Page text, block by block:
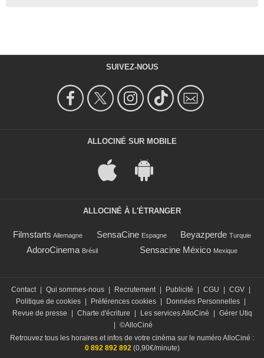
SUIVEZ-NOUS
ALLOCINÉ SUR MOBILE
ALLOCINÉ À L'ÉTRANGER
Filmstarts Allemagne SensaCine Espagne Beyazperde Turquie
AdoroCinema Brésil Sensacine México Mexique
Contact Qui sommes-nous Recrutement Publicité CGU CGV
Politique de cookies
Préférences cookies Données Personnelles
Revue de presse
Charte d'écriture Les services AlloCiné
Gérer Utiq
©AlloCiné
Retrouvez tous les horaires et infos de votre cinéma sur le numéro AlloCiné :
0 892 892 892(0,90€/minute)